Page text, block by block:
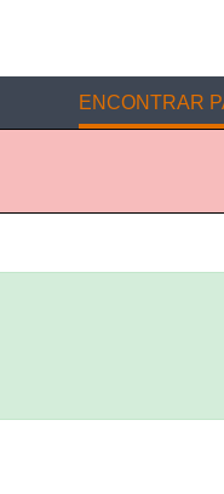
ENCONTRAR